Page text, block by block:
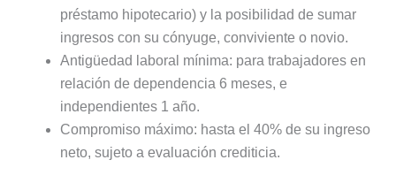
préstamo hipotecario) y la posibilidad de sumar
ingresos con su cónyuge, conviviente o novio.
Antigüedad laboral mínima: para trabajadores en
relación de dependencia 6 meses, e
independientes 1 año.
Compromiso máximo: hasta el 40% de su ingreso
neto, sujeto a evaluación crediticia.